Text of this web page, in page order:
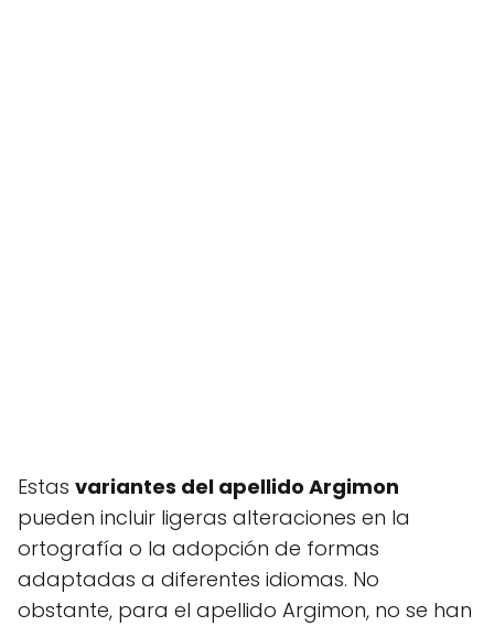
Estas variantes del apellido Argimon
pueden incluir ligeras alteraciones en la
ortografía o la adopción de formas
adaptadas a diferentes idiomas. No
obstante, para el apellido Argimon, no se han